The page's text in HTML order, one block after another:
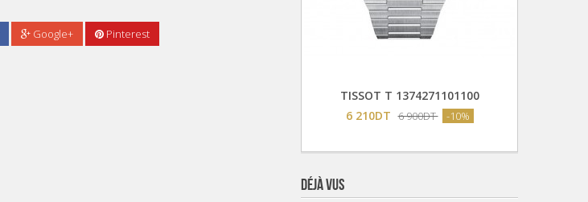
Google+ Pinterest
TISSOT T 1374271101100
6 210DT 6 900DT -10%
DÉJÀ VUS